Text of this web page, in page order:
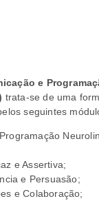
e
trata-se de uma
seguintes
e Assertiva;
e Persuasão;
e Colaboração;